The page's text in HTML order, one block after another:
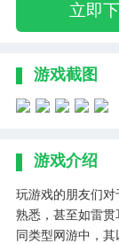
立即
游戏截图
游戏介绍
玩游戏的朋友们
熟悉，甚至如雷
同类型网游中，